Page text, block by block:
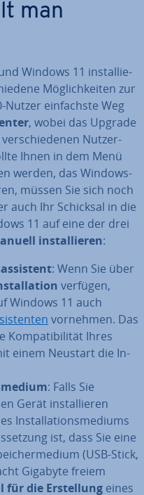
man
Windows 11 in­stal­lie­
Mög­lich­kei­ten zur
ein­fachs­te Weg
, wobei das Upgrade
Nut­zer­
Ihnen in dem Menü
werden, das Windows-
müssen Sie sich noch
auch Ihr Schicksal in die
11 auf eine der drei
in­stal­lie­ren:
: Wenn Sie über
verfügen,
Windows 11 auch
vornehmen. Das
Kom­pa­ti­bi­li­tät Ihres
einem Neustart die In­
: Falls Sie
Gerät in­stal­lie­ren
In­stal­la­ti­ons­me­di­ums
ist, dass Sie eine
(USB-Stick,
Gigabyte freiem
für die Er­stel­lung eines